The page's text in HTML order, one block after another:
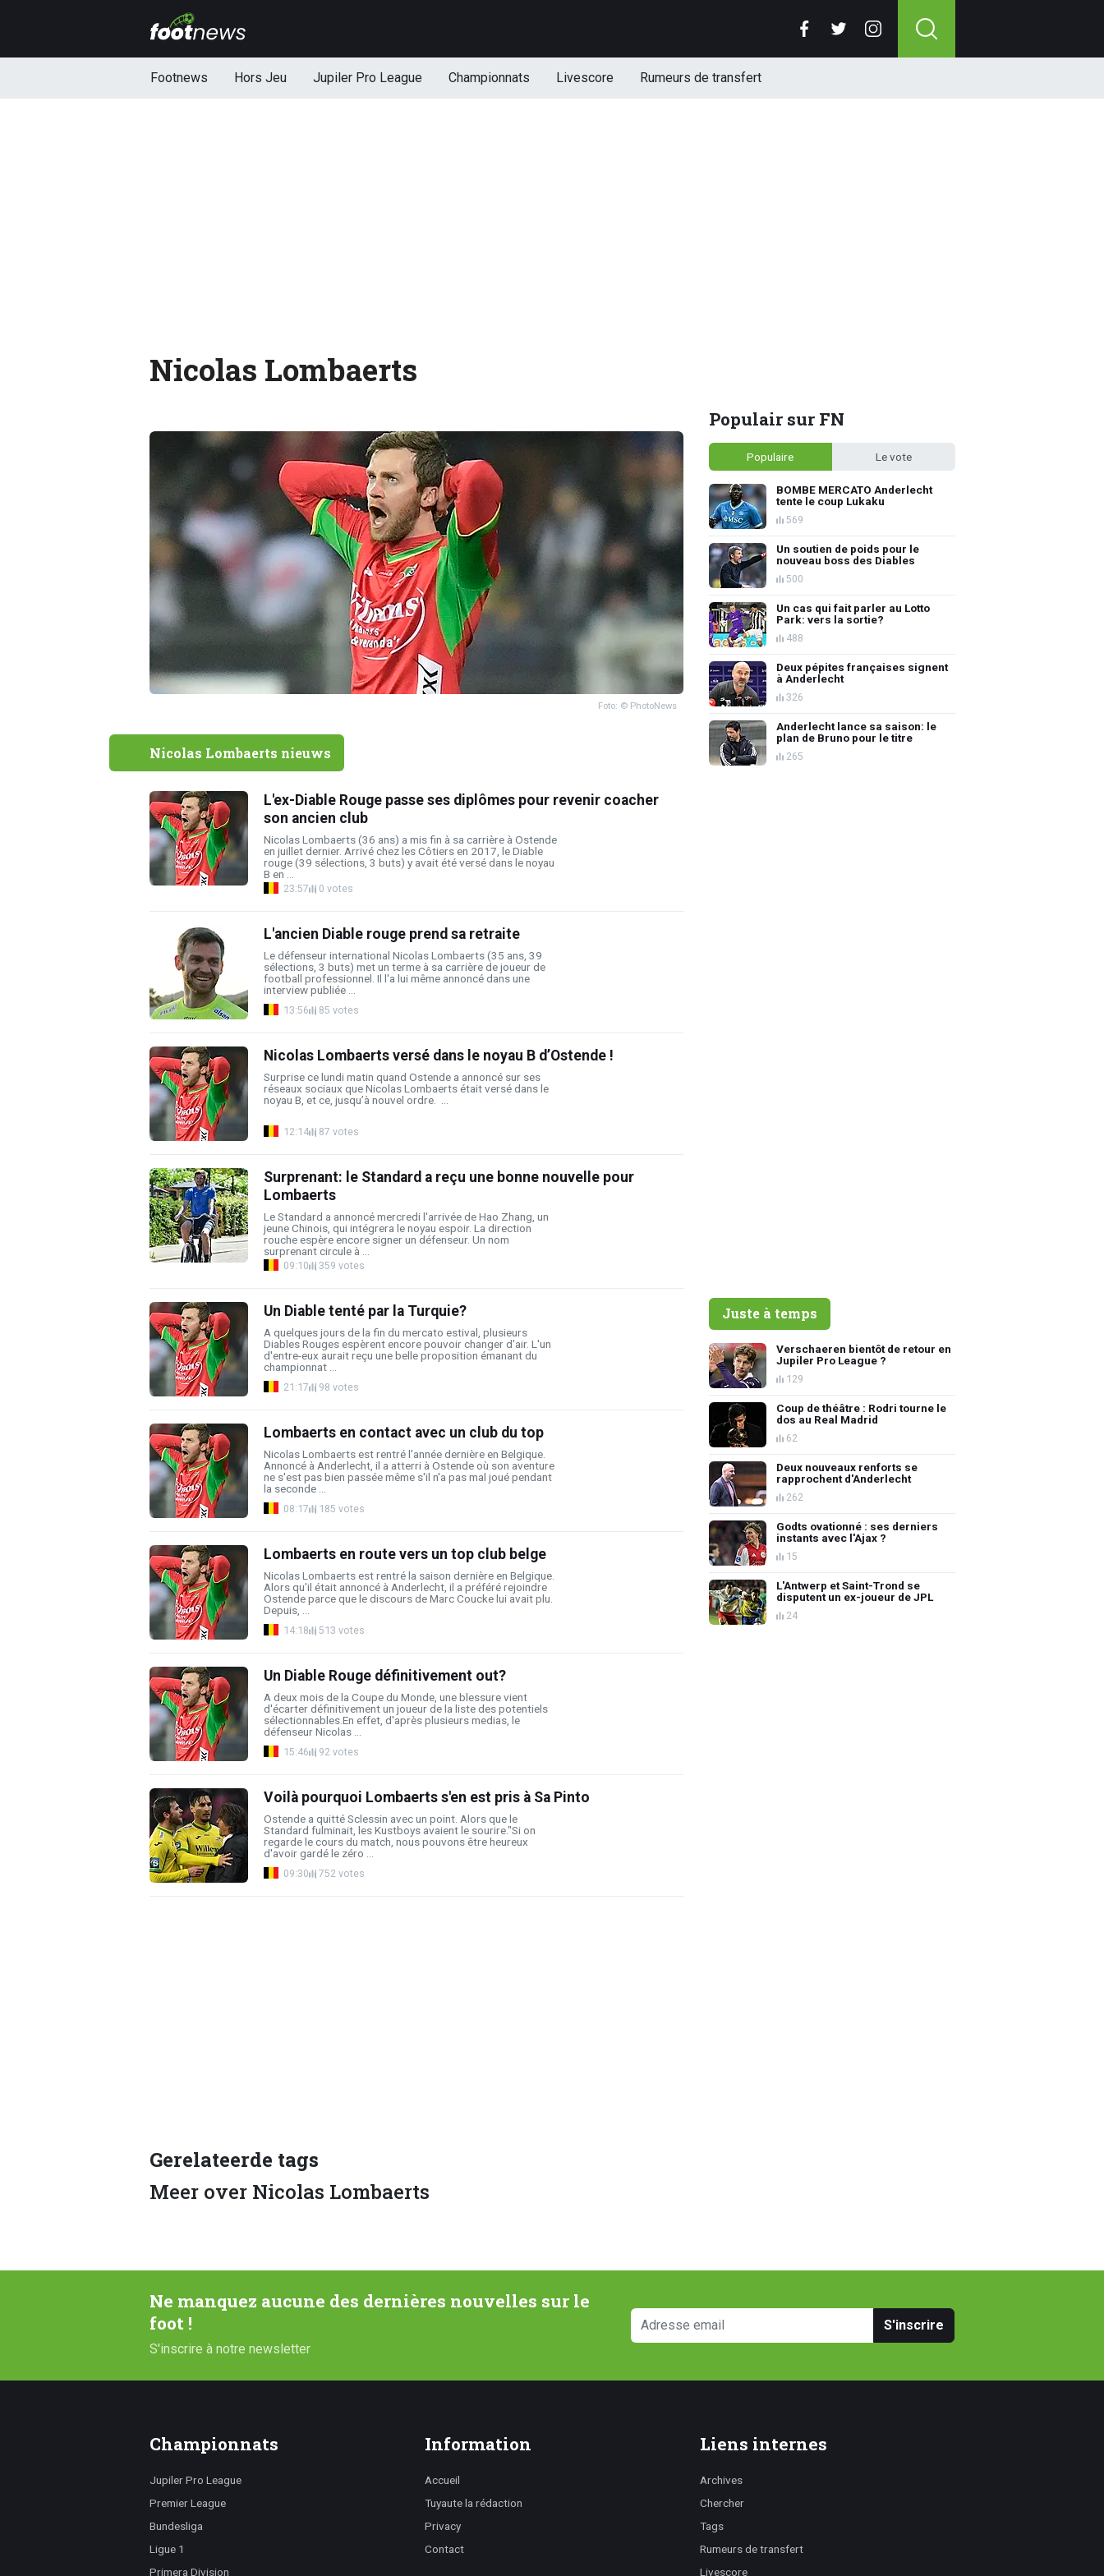
Footnews Hors Jeu Jupiler Pro League Championnats Livescore Rumeurs de transfert
Nicolas Lombaerts
Foto: © PhotoNews
Nicolas Lombaerts nieuws
L'ex-Diable Rouge passe ses diplômes pour revenir coacher
son ancien club
Nicolas Lombaerts (36 ans) a mis fin à sa carrière à Ostende
en juillet dernier. Arrivé chez les Côtiers en 2017, le Diable
rouge (39 sélections, 3 buts) y avait été versé dans le noyau
B en ...
23:57 0 votes
L'ancien Diable rouge prend sa retraite
Le défenseur international Nicolas Lombaerts (35 ans, 39
sélections, 3 buts) met un terme à sa carrière de joueur de
football professionnel. Il l'a lui même annoncé dans une
interview publiée ...
13:56 85 votes
Nicolas Lombaerts versé dans le noyau B d’Ostende !
Surprise ce lundi matin quand Ostende a annoncé sur ses
réseaux sociaux que Nicolas Lombaerts était versé dans le
noyau B, et ce, jusqu’à nouvel ordre. ...
12:14 87 votes
Surprenant: le Standard a reçu une bonne nouvelle pour
Lombaerts
Le Standard a annoncé mercredi l'arrivée de Hao Zhang, un
jeune Chinois, qui intégrera le noyau espoir. La direction
rouche espère encore signer un défenseur. Un nom
surprenant circule à ...
09:10 359 votes
Un Diable tenté par la Turquie?
A quelques jours de la fin du mercato estival, plusieurs
Diables Rouges espèrent encore pouvoir changer d'air. L'un
d'entre-eux aurait reçu une belle proposition émanant du
championnat ...
21:17 98 votes
Lombaerts en contact avec un club du top
Nicolas Lombaerts est rentré l'année dernière en Belgique.
Annoncé à Anderlecht, il a atterri à Ostende où son aventure
ne s'est pas bien passée même s'il n'a pas mal joué pendant
la seconde ...
08:17 185 votes
Lombaerts en route vers un top club belge
Nicolas Lombaerts est rentré la saison dernière en Belgique.
Alors qu'il était annoncé à Anderlecht, il a préféré rejoindre
Ostende parce que le discours de Marc Coucke lui avait plu.
Depuis, ...
14:18 513 votes
Un Diable Rouge définitivement out?
A deux mois de la Coupe du Monde, une blessure vient
d'écarter définitivement un joueur de la liste des potentiels
sélectionnables.En effet, d'après plusieurs medias, le
défenseur Nicolas ...
15:46 92 votes
Voilà pourquoi Lombaerts s'en est pris à Sa Pinto
Ostende a quitté Sclessin avec un point. Alors que le
Standard fulminait, les Kustboys avaient le sourire."Si on
regarde le cours du match, nous pouvons être heureux
d'avoir gardé le zéro ...
09:30 752 votes
Gerelateerde tags
Meer over Nicolas Lombaerts
Populair sur FN
Populaire Le vote
BOMBE MERCATO Anderlecht
tente le coup Lukaku
569
Un soutien de poids pour le
nouveau boss des Diables
500
Un cas qui fait parler au Lotto
Park: vers la sortie?
488
Deux pépites françaises signent
à Anderlecht
326
Anderlecht lance sa saison: le
plan de Bruno pour le titre
265
Juste à temps
Verschaeren bientôt de retour en
Jupiler Pro League ?
129
Coup de théâtre : Rodri tourne le
dos au Real Madrid
62
Deux nouveaux renforts se
rapprochent d'Anderlecht
262
Godts ovationné : ses derniers
instants avec l'Ajax ?
15
L'Antwerp et Saint-Trond se
disputent un ex-joueur de JPL
24
Ne manquez aucune des dernières nouvelles sur le
foot !
S'inscrire à notre newsletter
S'inscrire
Championnats
Jupiler Pro League
Premier League
Bundesliga
Ligue 1
Primera Division
Information
Accueil
Tuyaute la rédaction
Privacy
Contact
Liens internes
Archives
Chercher
Tags
Rumeurs de transfert
Livescore